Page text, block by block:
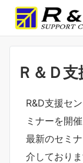
Ｒ＆Ｄ
R&D支援セ
ミナーを開
最新のセミ
介しておりま